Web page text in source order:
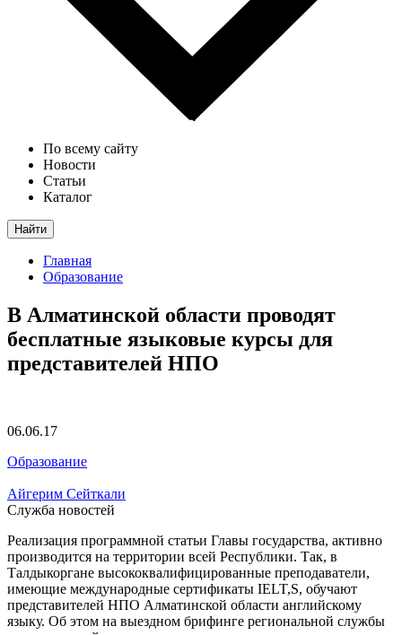
По всему сайту
Новости
Статьи
Каталог
Найти
Главная
Образование
В Алматинской области проводят
бесплатные языковые курсы для
представителей НПО
06.06.17
Образование
Айгерим Сейткали
Служба новостей
Реализация программной статьи Главы государства, активно
производится на территории всей Республики. Так, в
Талдыкоргане высококвалифицированные преподаватели,
имеющие международные сертификаты IELT,S, обучают
представителей НПО Алматинской области английскому
языку. Об этом на выездном брифинге региональной службы